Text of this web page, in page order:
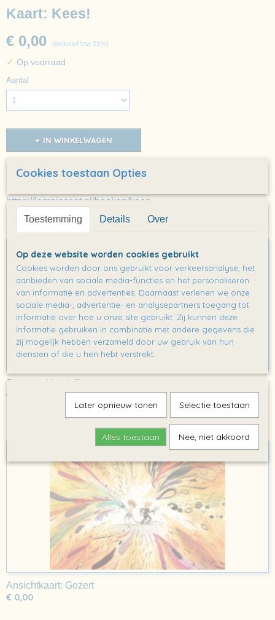
Kaart: Kees!
€ 0,00 (inclusief btw 21%)
✓ Op voorraad
Aantal
IN WINKELWAGEN
Omschrijving
Kees! door Anke Kranendonk en Sterre van der Tak
https://lemniscaat.nl/boeken/kees
Ook interessant
Promopakket juffen- en meesters
€ 0,00
Ansichtkaart: Gozert
€ 0,00
Cookies toestaan Opties
Toestemming Details Over
Op deze website worden cookies gebruikt
Cookies worden door ons gebruikt voor verkeersanalyse, het
aanbieden van sociale media-functies en het personaliseren
van informatie en advertenties. Daarnaast verlenen we onze
sociale media-, advertentie- en analysepartners toegang tot
informatie over hoe u onze site gebruikt. Zij kunnen deze
informatie gebruiken in combinatie met andere gegevens die
zij mogelijk hebben verzameld door uw gebruik van hun
diensten of die u hen hebt verstrekt.
Later opnieuw tonen Selectie toestaan
Alles toestaan Nee, niet akkoord